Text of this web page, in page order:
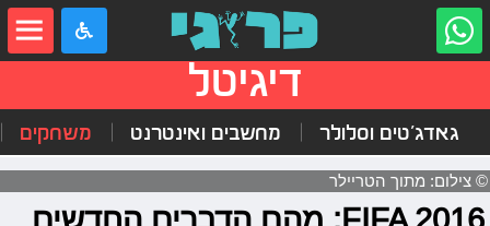
דיגיטל
גאדג'טים וסלולר מחשבים ואינטרנט משחקים
© צילום: מתוך הטריילר